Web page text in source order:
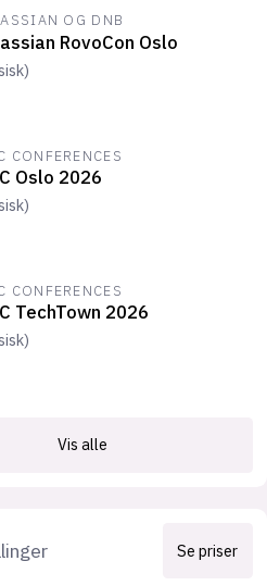
OG DNB
RovoCon Oslo
)
CONFERENCES
Oslo 2026
)
CONFERENCES
TechTown 2026
)
Vis alle
Se priser